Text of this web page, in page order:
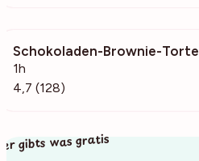
Schokoladen-Brownie-Torte
1h
4,7 (128)
gibts was gratis